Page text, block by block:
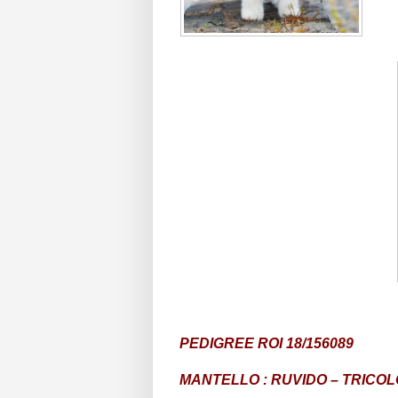
PEDIGREE ROI 18/156089
MANTELLO : RUVIDO –